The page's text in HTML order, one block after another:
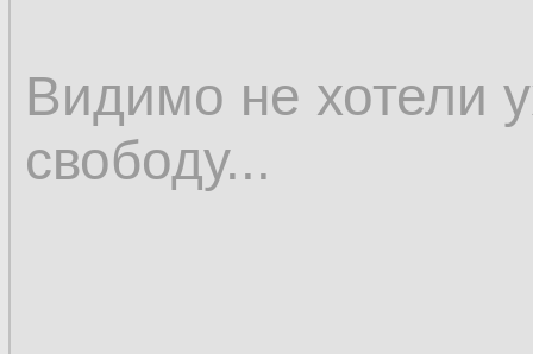
Видимо не хотели
свободу...